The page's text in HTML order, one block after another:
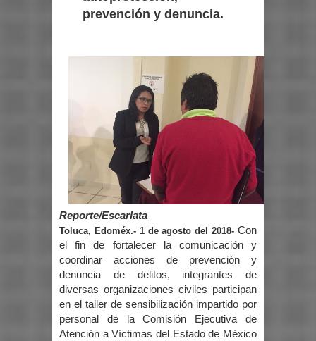
prevención y denuncia.
Reporte/Escarlata
Toluca, Edoméx.- 1 de agosto del 2018- Con
el fin de fortalecer la comunicación y
coordinar acciones de prevención y
denuncia de delitos, integrantes de
diversas organizaciones civiles participan
en el taller de sensibilización impartido por
personal de la Comisión Ejecutiva de
Atención a Víctimas del Estado de México